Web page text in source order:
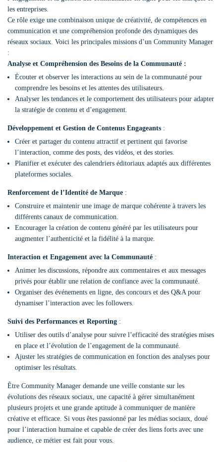
les entreprises.
Ce rôle exige une combinaison unique de créativité, de compétences en
communication et une compréhension profonde des dynamiques des
réseaux sociaux. Voici les principales missions d’un Community Manager
:
Analyse et Compréhension des Besoins de la Communauté :
Écouter et observer les interactions au sein de la communauté pour
comprendre les besoins et les attentes des utilisateurs.
Analyser les tendances et le comportement des utilisateurs pour adapter
la stratégie de contenu et d’engagement.
Développement et Gestion de Contenus Engageants :
Créer et partager du contenu attractif et pertinent qui favorise
l’interaction, comme des posts, des vidéos, et des stories.
Planifier et exécuter des calendriers éditoriaux adaptés aux différentes
plateformes sociales.
Renforcement de l’Identité de Marque :
Construire et maintenir une image de marque cohérente à travers les
différents canaux de communication.
Encourager la création de contenu généré par les utilisateurs pour
augmenter l’authenticité et la fidélité à la marque.
Interaction et Engagement avec la Communauté :
Animer les discussions, répondre aux commentaires et aux messages
privés pour établir une relation de confiance avec la communauté.
Organiser des événements en ligne, des concours et des Q&A pour
dynamiser l’interaction avec les followers.
Suivi des Performances et Reporting :
Utiliser des outils d’analyse pour suivre l’efficacité des stratégies mises
en place et l’évolution de l’engagement de la communauté.
Ajuster les stratégies de communication en fonction des analyses pour
optimiser les résultats.
Être Community Manager demande une veille constante sur les
évolutions des réseaux sociaux, une capacité à gérer simultanément
plusieurs projets et une grande aptitude à communiquer de manière
créative et efficace. Si vous êtes passionné par les médias sociaux, doué
pour l’interaction humaine et capable de créer des liens forts avec une
audience, ce métier est fait pour vous.